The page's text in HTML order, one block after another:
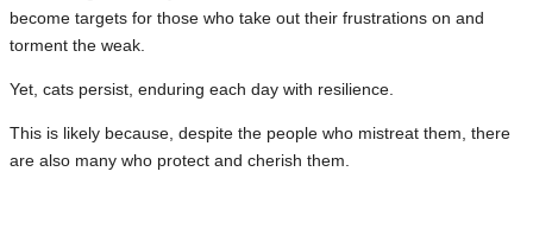
become targets for those who take out their frustrations on and
torment the weak.
Yet, cats persist, enduring each day with resilience.
This is likely because, despite the people who mistreat them, there
are also many who protect and cherish them.